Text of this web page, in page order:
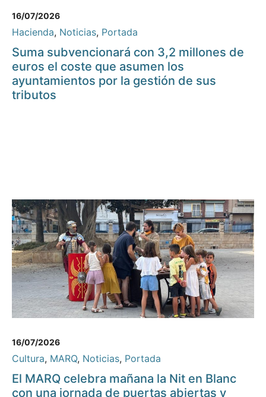
16/07/2026
Hacienda, Noticias, Portada
Suma subvencionará con 3,2 millones de
euros el coste que asumen los
ayuntamientos por la gestión de sus
tributos
16/07/2026
Cultura, MARQ, Noticias, Portada
El MARQ celebra mañana la Nit en Blanc
con una jornada de puertas abiertas y